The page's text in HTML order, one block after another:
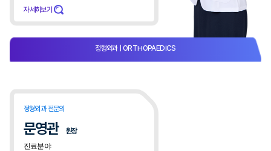
자세히보기
정형외과 | ORTHOPAEDICS​
정형외과 전문의
문영관
원장
진료분야